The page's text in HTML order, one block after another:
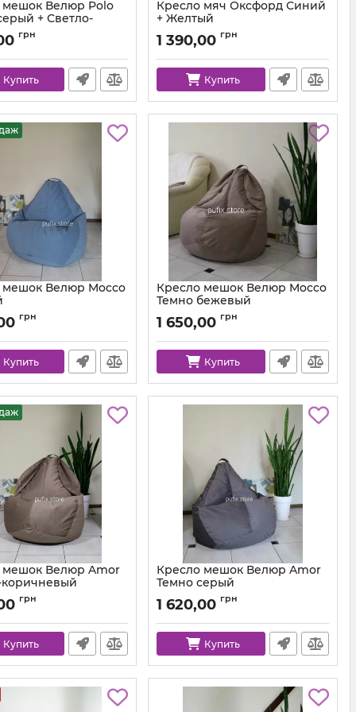
мешок Велюр Polo
+ Светло-
polo-17-16-l
грн
Купить
Кресло мяч Оксфорд Синий
+ Желтый
Артикул: ball-ox-213-111-80
1 390,00 грн
Купить
мешок Велюр Mocco
mocco-82-l
грн
Купить
Кресло мешок Велюр Mocco
Темно бежевый
Артикул: km-mocco-9-l
1 650,00 грн
Купить
мешок Велюр Amor
коричневый
amor-5-l
грн
Купить
Кресло мешок Велюр Amor
Темно серый
Артикул: km-amor-95-l
1 620,00 грн
Купить